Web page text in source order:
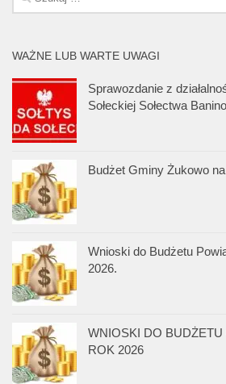
WAŻNE LUB WARTE UWAGI
Sprawozdanie z
Sołeckiej Sołectwa
Budżet Gminy Żukowo
Wnioski do Budżetu
2026.
WNIOSKI DO
ROK 2026